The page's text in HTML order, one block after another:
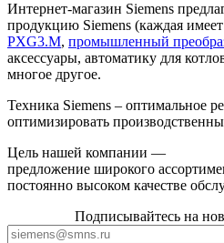
Интернет-магазин Siemens
продукцию Siemens (каждая
PXG3.M, промышленный
аксессуары, автоматику для
многое другое.
Техника Siemens – оптимальное
оптимизировать
Цель нашей компании —
предложение широкого
постоянно высоком качестве
Подписывайтесь на